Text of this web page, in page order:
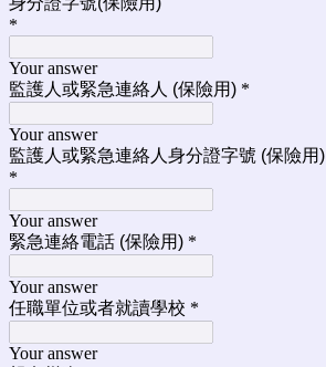
*
Your answer
監護人或緊急連絡人 (保險用) *
Your answer
監護人或緊急連絡人身分證字號 (保險用)
*
Your answer
緊急連絡電話 (保險用) *
Your answer
任職單位或者就讀學校 *
Your answer